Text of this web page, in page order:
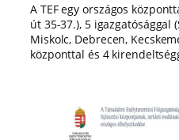
A TEF egy országos
út 35-37.), 5 igazgatósággal
Miskolc, Debrecen,
központtal és 4